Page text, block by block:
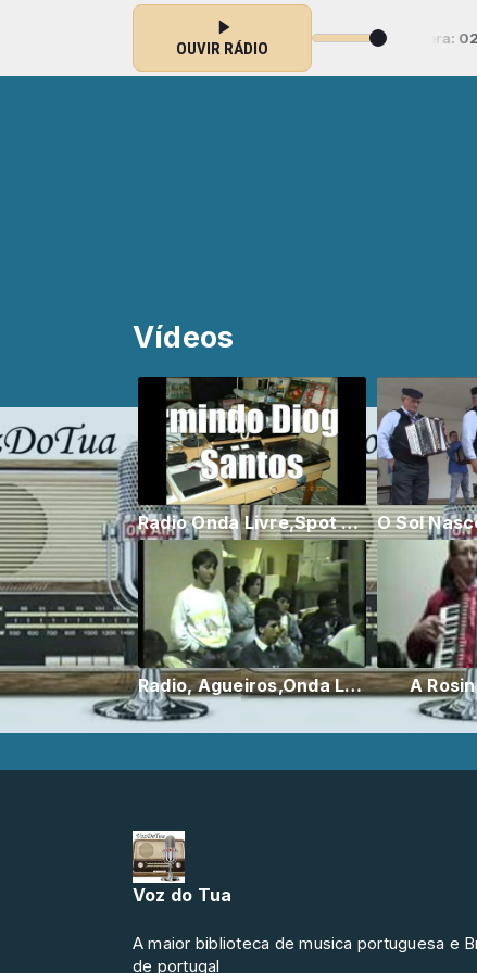
OUVIR RÁDIO
Armindo Diogo Santos das 19:00 às 19:58 -Tocando agora: 02-
Vídeos
Radio Onda Livre,Spot Publicitario 1988,Felgueiras,Armindo Diogo
Radio, Agueiros,Onda Livre A
Voz do Tua
A maior biblioteca de musica portuguesa e
de portugal